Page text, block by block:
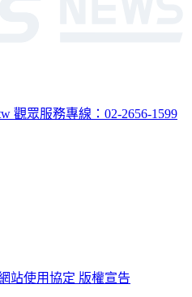
觀眾服務專線：02-2656-1599
站使用協定 版權宣告